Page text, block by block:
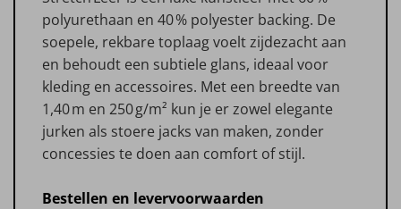
polyurethaan en 40 % polyester backing. De
soepele, rekbare toplaag voelt zijdezacht aan
en behoudt een subtiele glans, ideaal voor
kleding en accessoires. Met een breedte van
1,40 m en 250 g/m² kun je er zowel elegante
jurken als stoere jacks van maken, zonder
concessies te doen aan comfort of stijl.
Bestellen en levervoorwaarden